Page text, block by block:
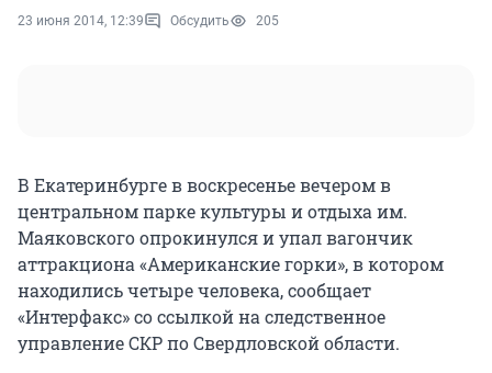
23 июня 2014, 12:39 Обсудить 205
В Екатеринбурге в воскресенье вечером в
центральном парке культуры и отдыха им.
Маяковского опрокинулся и упал вагончик
аттракциона «Американские горки», в котором
находились четыре человека, сообщает
«Интерфакс» со ссылкой на следственное
управление СКР по Свердловской области.